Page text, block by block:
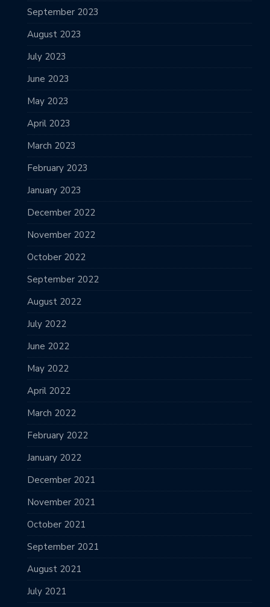
September 2023
August 2023
July 2023
June 2023
May 2023
April 2023
March 2023
February 2023
January 2023
December 2022
November 2022
October 2022
September 2022
August 2022
July 2022
June 2022
May 2022
April 2022
March 2022
February 2022
January 2022
December 2021
November 2021
October 2021
September 2021
August 2021
July 2021